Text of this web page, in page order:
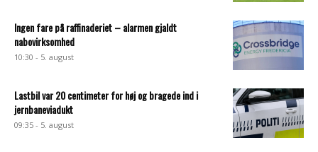
Ingen fare på raffinaderiet – alarmen gjaldt
nabovirksomhed
10:30 - 5. august
Lastbil var 20 centimeter for høj og bragede ind i
jernbaneviadukt
09:35 - 5. august